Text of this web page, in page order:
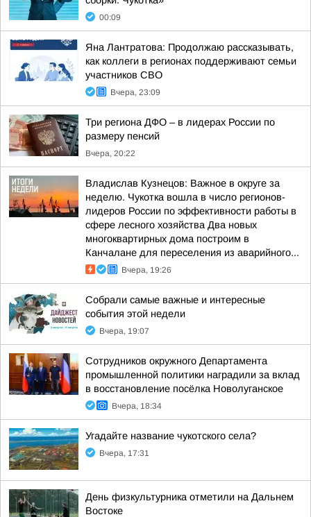
00:09
Яна Лантратова: Продолжаю рассказывать,
как коллеги в регионах поддерживают семьи
участников СВО
Вчера, 23:09
Три региона ДФО – в лидерах России по
размеру пенсий
Вчера, 20:22
Владислав Кузнецов: Важное в округе за
неделю. Чукотка вошла в число регионов-
лидеров России по эффективности работы в
сфере лесного хозяйства Два новых
многоквартирных дома построим в
Канчалане для переселения из аварийного...
Вчера, 19:26
Собрали самые важные и интересные
события этой недели
Вчера, 19:07
Сотрудников окружного Департамента
промышленной политики наградили за вклад
в восстановление посёлка Новолуганское
Вчера, 18:34
Угадайте название чукотского села?
Вчера, 17:31
День физкультурника отметили на Дальнем
Востоке